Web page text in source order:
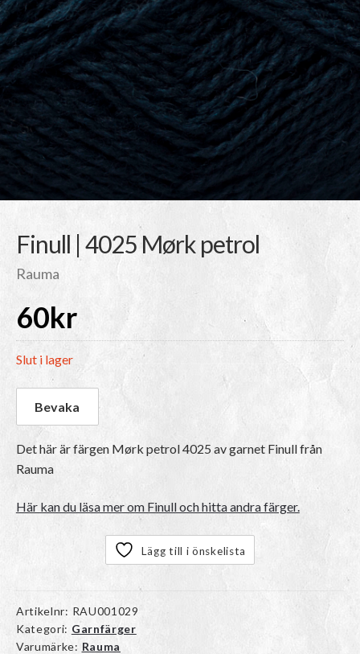
Finull | 4025 Mørk petrol
Rauma
60kr
Slut i lager
Det här är färgen Mørk petrol 4025 av garnet Finullfrån
Rauma
Här kan du läsa mer om Finull och hitta andra färger.
Lägg till i önskelista
Artikelnr: RAU001029
Kategori: Garnfärger
Varumärke: Rauma